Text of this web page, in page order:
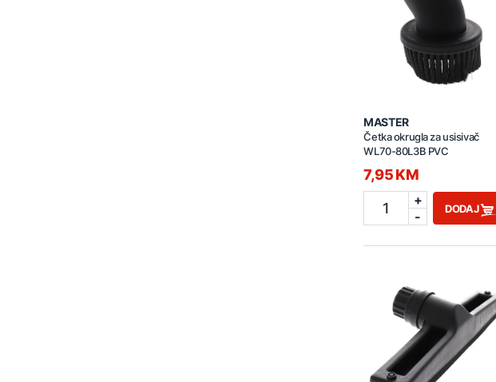
MASTER
Četka okrugla za usisivač
WL70-80L3B PVC
7,95 KM
1
+
-
DODAJ